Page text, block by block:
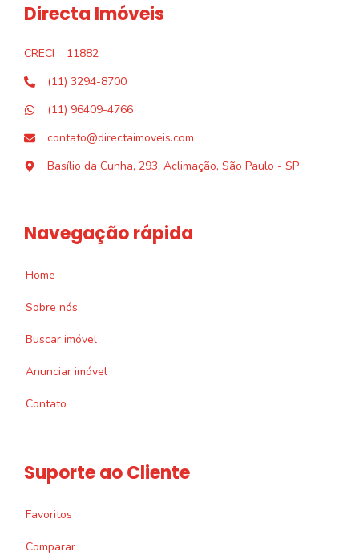
Directa Imóveis
CRECI
11882
(11) 3294-8700
(11) 96409-4766
contato@directaimoveis.com
Basílio da Cunha, 293, Aclimação, São Paulo - SP
Navegação rápida
Home
Sobre nós
Buscar imóvel
Anunciar imóvel
Contato
Suporte ao Cliente
Favoritos
Comparar